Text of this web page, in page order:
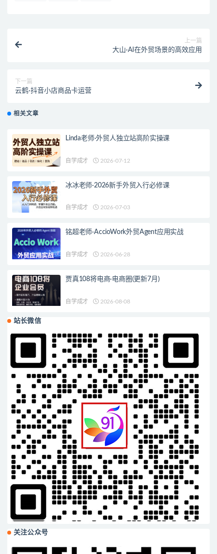
上一篇
大山·AI在外贸场景的高效应用
下一篇
云鹤·抖音小店商品卡运营
相关文章
Linda老师·外贸人独立站高阶实操课
自学成才 2026-07-12
冰冰老师·2026新手外贸入行必修课
自学成才 2026-07-03
铭超老师·AccioWork外贸Agent应用实战
自学成才 2026-06-28
贾真108将电商·电商圈(更新7月)
自学成才 2026-08-08
站长微信
关注公众号